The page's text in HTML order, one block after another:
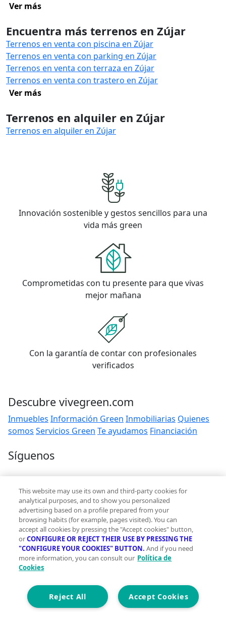
Ver más
Encuentra más terrenos en Zújar
Terrenos en venta con piscina en Zújar
Terrenos en venta con parking en Zújar
Terrenos en venta con terraza en Zújar
Terrenos en venta con trastero en Zújar
Ver más
Terrenos en alquiler en Zújar
Terrenos en alquiler en Zújar
Innovación sostenible y gestos sencillos para una
vida más green
Comprometidas con tu presente para que vivas
mejor mañana
Con la garantía de contar con profesionales
verificados
Descubre vivegreen.com
Inmuebles Información Green Inmobiliarias Quienes
somos Servicios Green Te ayudamos Financiación
Síguenos
Contacto
hola@vivegreen.com
Aviso Legal
Condiciones de uso
Politica de privacidad
Política de cookies
Accesibilidad
This website may use its own and third-party cookies for
analytical purposes, and to show you personalized
advertising based on a profile prepared from your
browsing habits (for example, pages visited). You can
accept all cookies by pressing the "Accept cookies" button,
orCONFIGURE OR REJECT THEIR USE BY PRESSING THE
"CONFIGURE YOUR COOKIES" BUTTON. And if you need
more information, you can consult our Política de
Cookies
Accept Cookies
Reject All